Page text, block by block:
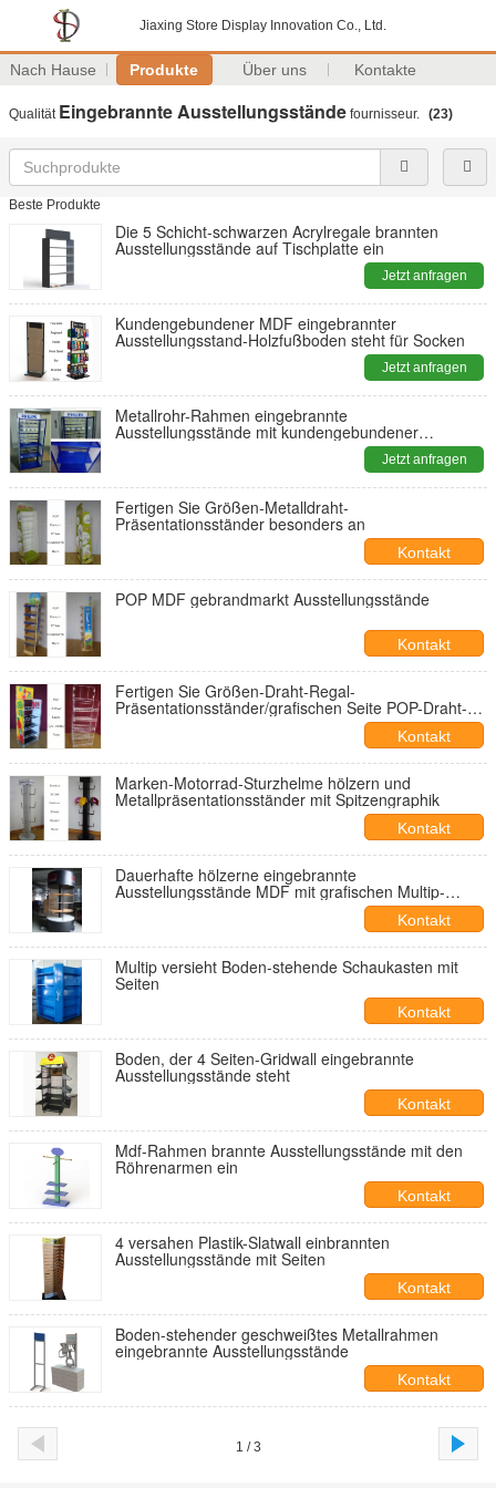
Jiaxing Store Display Innovation Co., Ltd.
Nach Hause Produkte Über uns Kontakte
Qualität Eingebrannte Ausstellungsstände fournisseur. (23)
Beste Produkte
Die 5 Schicht-schwarzen Acrylregale brannten
Ausstellungsstände auf Tischplatte ein
Jetzt anfragen
Kundengebundener MDF eingebrannter
Ausstellungsstand-Holzfußboden steht für Socken
Jetzt anfragen
Metallrohr-Rahmen eingebrannte
Ausstellungsstände mit kundengebundener
Jetzt anfragen
Fertigen Sie Größen-Metalldraht-
Präsentationsständer besonders an
Kontakt
POP MDF gebrandmarkt Ausstellungsstände
Kontakt
Fertigen Sie Größen-Draht-Regal-
Präsentationsständer/grafischen Seite POP-Draht-
Kontakt
Marken-Motorrad-Sturzhelme hölzern und
Metallpräsentationsständer mit Spitzengraphik
Kontakt
Dauerhafte hölzerne eingebrannte
Ausstellungsstände MDF mit grafischen Multip-
Kontakt
Multip versieht Boden-stehende Schaukasten mit
Seiten
Kontakt
Boden, der 4 Seiten-Gridwall eingebrannte
Ausstellungsstände steht
Kontakt
Mdf-Rahmen brannte Ausstellungsstände mit den
Röhrenarmen ein
Kontakt
4 versahen Plastik-Slatwall einbrannten
Ausstellungsstände mit Seiten
Kontakt
Boden-stehender geschweißtes Metallrahmen
eingebrannte Ausstellungsstände
Kontakt
1 / 3